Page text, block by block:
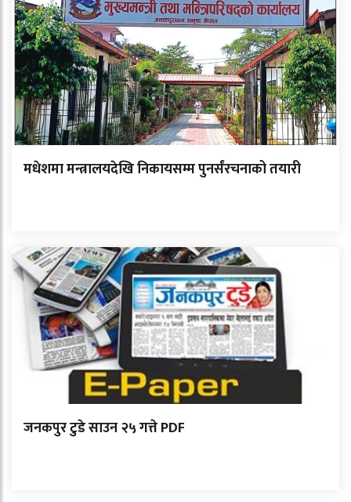
मधेशमा मन्त्रालयदेखि निकायसम्म पुनर्संरचनाको तयारी
जनकपुर टुडे साउन २५ गत्ते PDF